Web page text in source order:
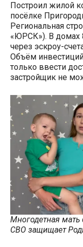
Построил жилой
посёлке
Региональная
«ЮРСК»). В домах
через эскроу-
Объём
только ввести
застройщик не
Многодетная мать
СВО защищает